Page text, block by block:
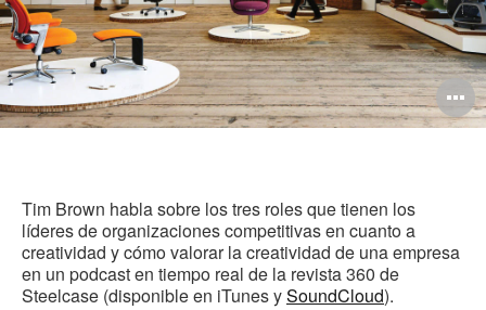
Tim Brown habla sobre los tres roles que tienen los
líderes de organizaciones competitivas en cuanto a
creatividad y cómo valorar la creatividad de una empresa
en un podcast en tiempo real de la revista 360 de
Steelcase (disponible en iTunes ySoundCloud).